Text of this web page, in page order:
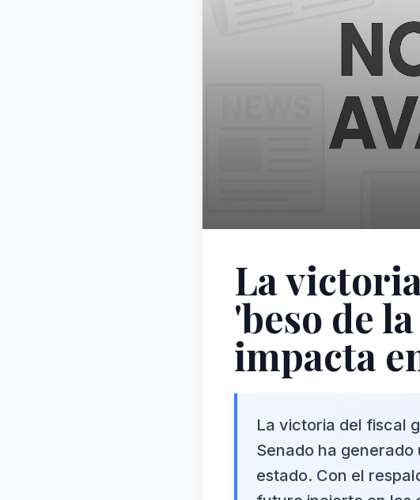
La
'beso de
impacta
La victoria del fiscal
Senado ha
estado. Con el